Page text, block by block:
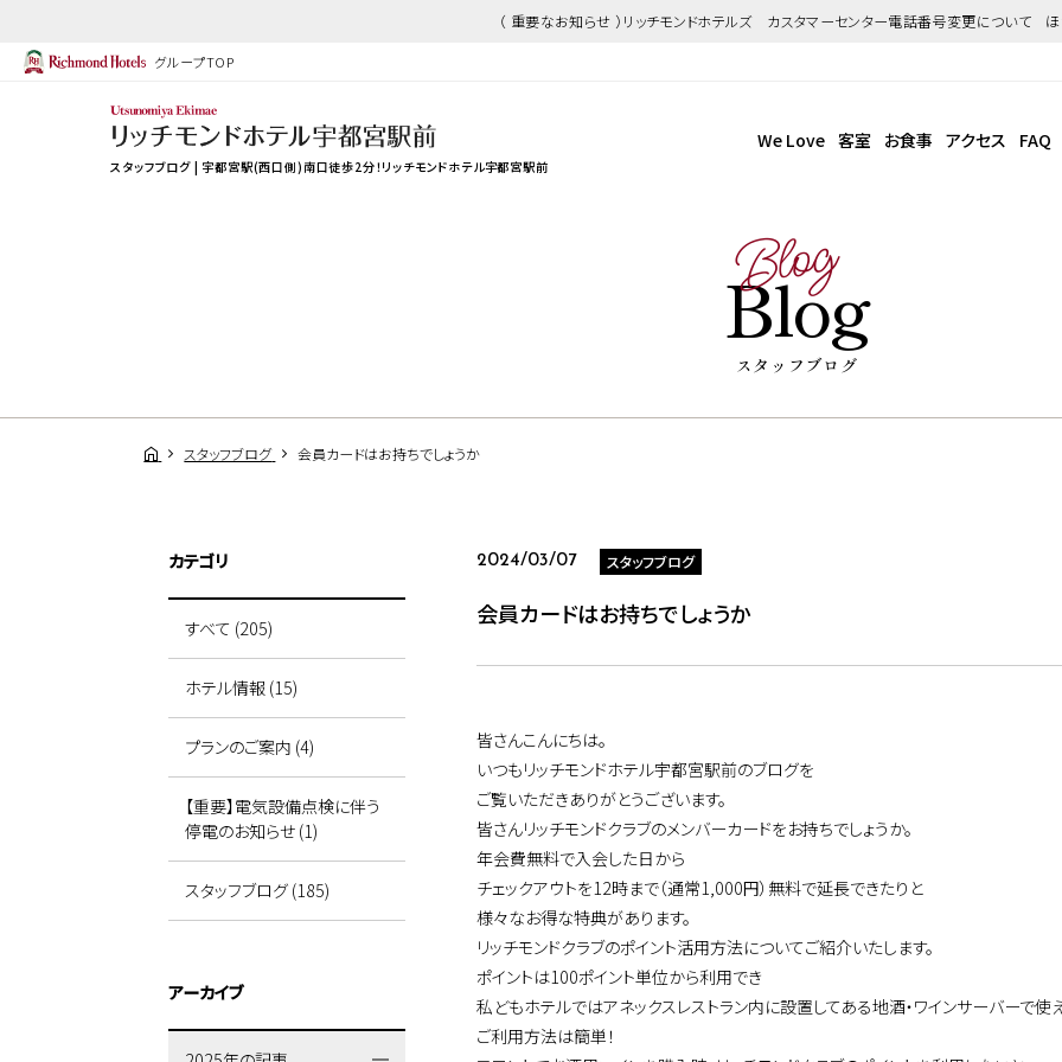
（ 重要なお知らせ ）リッチモンドホテルズ カスタマーセンター電話番号変更について
グループTOP
スタッフブログ | 宇都宮駅(西口側)南口徒歩2分！リッチモンドホテル宇都宮駅前
We Love 客室 お食事 アクセス FAQ
Blog
Blog
スタッフブログ
スタッフブログ 会員カードはお持ちでしょうか
2024/03/07 スタッフブログ
会員カードはお持ちでしょうか
皆さんこんにちは。
いつもリッチモンドホテル宇都宮駅前のブログを
ご覧いただきありがとうございます。
皆さんリッチモンドクラブのメンバーカードをお持ちでしょうか。
年会費無料で入会した日から
チェックアウトを12時まで（通常1,000円）無料で延長できたりと
様々なお得な特典があります。
リッチモンドクラブのポイント活用方法についてご紹介いたします。
ポイントは100ポイント単位から利用でき
私どもホテルではアネックスレストラン内に設置してある地酒・ワインサーバーで使
ご利用方法は簡単！
カテゴリ
すべて (205)
ホテル情報 (15)
プランのご案内 (4)
【重要】電気設備点検に伴う
停電のお知らせ (1)
スタッフブログ (185)
アーカイブ